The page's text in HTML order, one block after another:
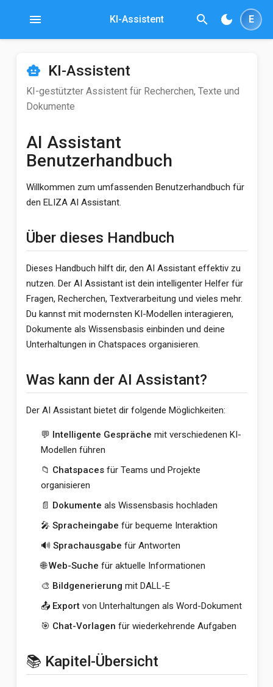
menu KI-Assistent search dark_mode E
smart_toy KI-Assistent
KI-gestützter Assistent für Recherchen, Texte und
Dokumente
AI Assistant
Benutzerhandbuch
Willkommen zum umfassenden Benutzerhandbuch für
den ELIZA AI Assistant.
Über dieses Handbuch
Dieses Handbuch hilft dir, den AI Assistant effektiv zu
nutzen. Der AI Assistant ist dein intelligenter Helfer für
Fragen, Recherchen, Textverarbeitung und vieles mehr.
Du kannst mit modernsten KI-Modellen interagieren,
Dokumente als Wissensbasis einbinden und deine
Unterhaltungen in Chatspaces organisieren.
Was kann der AI Assistant?
Der AI Assistant bietet dir folgende Möglichkeiten:
💬 Intelligente Gespräche mit verschiedenen KI-
Modellen führen
📁 Chatspacesfür Teams und Projekte
organisieren
📄 Dokumente als Wissensbasis hochladen
🎤 Spracheingabe für bequeme Interaktion
🔊 Sprachausgabe für Antworten
🌐Web-Suche für aktuelle Informationen
🎨 Bildgenerierung mit DALL-E
📤 Exportvon Unterhaltungen als Word-Dokument
🎯 Chat-Vorlagen für wiederkehrende Aufgaben
📚 Kapitel-Übersicht